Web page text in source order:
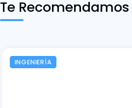
Te Recomendamos
INGENIERÍA